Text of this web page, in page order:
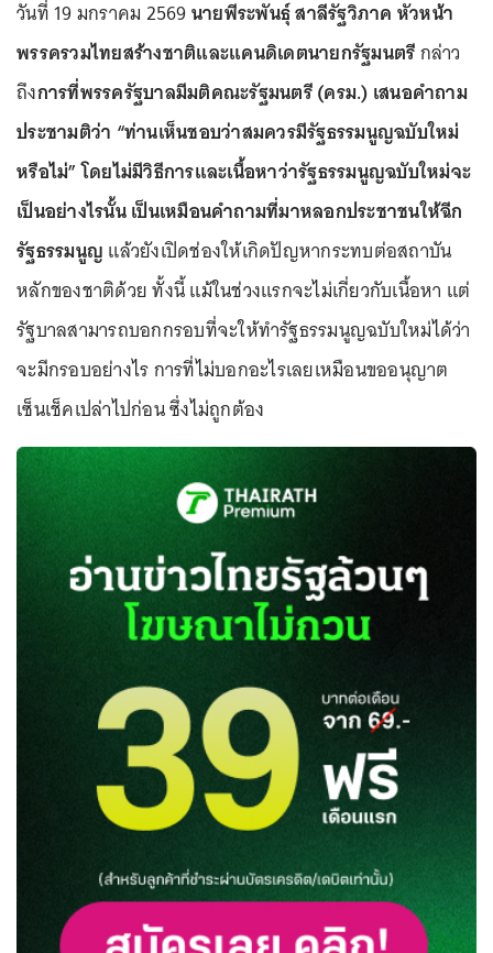
วันที่ 19 มกราคม 2569นายพีระพันธุ์ สาลีรัฐวิภาค หัวหน้า
พรรครวมไทยสร้างชาติและแคนดิเดตนายกรัฐมนตรีกล่าว
ถึงการที่พรรครัฐบาลมีมติคณะรัฐมนตรี (ครม.) เสนอคำถาม
ประชามติว่า “ท่านเห็นชอบว่าสมควรมีรัฐธรรมนูญฉบับใหม่
หรือไม่” โดยไม่มีวิธีการและเนื้อหาว่ารัฐธรรมนูญฉบับใหม่จะ
เป็นอย่างไรนั้น เป็นเหมือนคำถามที่มาหลอกประชาชนให้ฉีก
รัฐธรรมนูญ แล้วยังเปิดช่องให้เกิดปัญหากระทบต่อสถาบัน
หลักของชาติด้วย ทั้งนี้ แม้ในช่วงแรกจะไม่เกี่ยวกับเนื้อหา แต่
รัฐบาลสามารถบอกกรอบที่จะให้ทำรัฐธรรมนูญฉบับใหม่ได้ว่า
จะมีกรอบอย่างไร การที่ไม่บอกอะไรเลยเหมือนขออนุญาต
เซ็นเช็คเปล่าไปก่อน ซึ่งไม่ถูกต้อง